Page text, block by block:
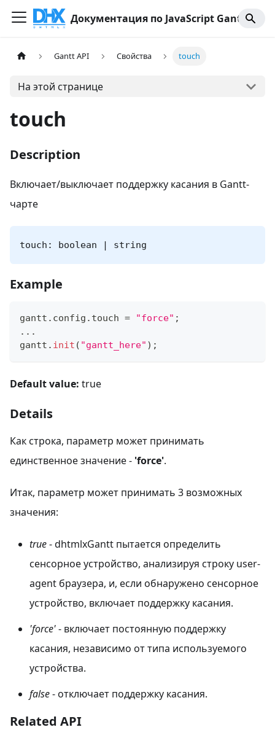
Документация по JavaScript Gantt
Gantt API Свойства touch
На этой странице
touch
Description
Включает/выключает поддержку касания в Gantt-
чарте
touch: boolean | string
Example
gantt . config . touch = "force" ;
...
gantt . init ( "gantt_here" ) ;
Default value: true
Details
Как строка, параметр может принимать
единственное значение - 'force'.
Итак, параметр может принимать 3 возможных
значения:
true- dhtmlxGantt пытается определить
сенсорное устройство, анализируя строку user-
agent браузера, и, если обнаружено сенсорное
устройство, включает поддержку касания.
'force'- включает постоянную поддержку
касания, независимо от типа используемого
устройства.
false- отключает поддержку касания.
Related API